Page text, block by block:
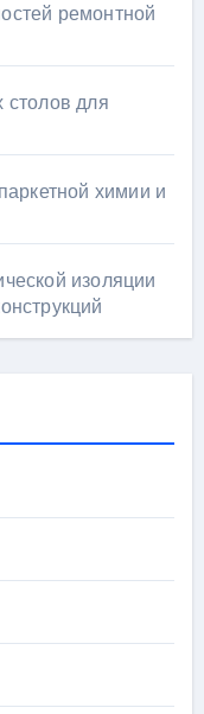
ремонтной
столов для
химии и
изоляции